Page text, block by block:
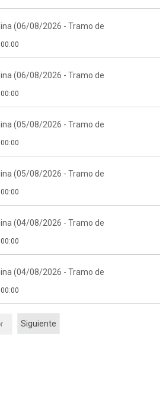
(06/08/2026 - Tramo de
(06/08/2026 - Tramo de
(05/08/2026 - Tramo de
(05/08/2026 - Tramo de
(04/08/2026 - Tramo de
(04/08/2026 - Tramo de
Siguiente